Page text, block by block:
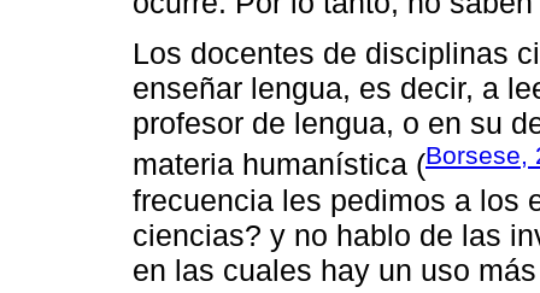
Los docentes de disciplinas
enseñar lengua, es decir, a
profesor de lengua, o en su
materia humanística (Borsese,
frecuencia les pedimos a los
ciencias? y no hablo de las
en las cuales hay un uso